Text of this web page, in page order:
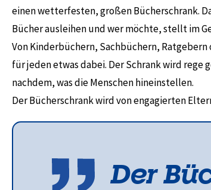
einen wetterfesten, großen Bücherschrank.
Bücher ausleihen und wer möchte, stellt im
Von Kinderbüchern, Sachbüchern,
für jeden etwas dabei. Der Schrank wird
nachdem, was die Menschen hineinstellen.
Der Bücherschrank wird von engagierten
Der